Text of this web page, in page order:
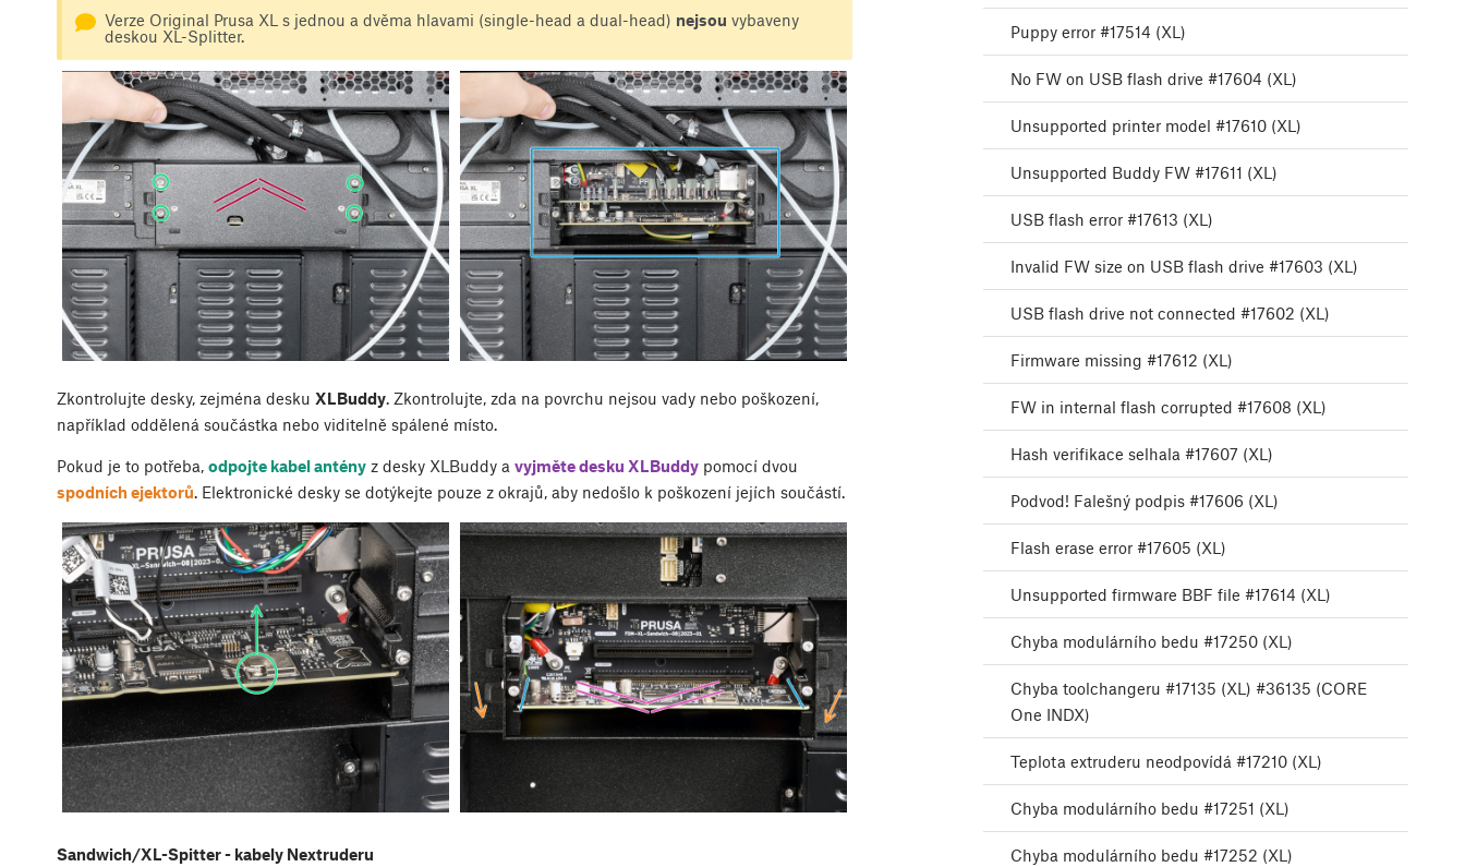
Verze Original Prusa XL s jednou a dvěma hlavami (single-head a dual-head) nejsou vybaveny
deskou XL-Splitter.
Zkontrolujte desky, zejména desku XLBuddy. Zkontrolujte, zda na povrchu nejsou vady nebo poškození,
například oddělená součástka nebo viditelně spálené místo.
Pokud je to potřeba, odpojte kabel antény z desky XLBuddy a vyjměte desku XLBuddy pomocí dvou
spodních ejektorů. Elektronické desky se dotýkejte pouze z okrajů, aby nedošlo k poškození jejích součástí.
Sandwich/XL-Spitter - kabely Nextruderu
Puppy error #17514 (XL)
No FW on USB flash drive #17604 (XL)
Unsupported printer model #17610 (XL)
Unsupported Buddy FW #17611 (XL)
USB flash error #17613 (XL)
Invalid FW size on USB flash drive #17603 (XL)
USB flash drive not connected #17602 (XL)
Firmware missing #17612 (XL)
FW in internal flash corrupted #17608 (XL)
Hash verifikace selhala #17607 (XL)
Podvod! Falešný podpis #17606 (XL)
Flash erase error #17605 (XL)
Unsupported firmware BBF file #17614 (XL)
Chyba modulárního bedu #17250 (XL)
Chyba toolchangeru #17135 (XL) #36135 (CORE
One INDX)
Teplota extruderu neodpovídá #17210 (XL)
Chyba modulárního bedu #17251 (XL)
Chyba modulárního bedu #17252 (XL)